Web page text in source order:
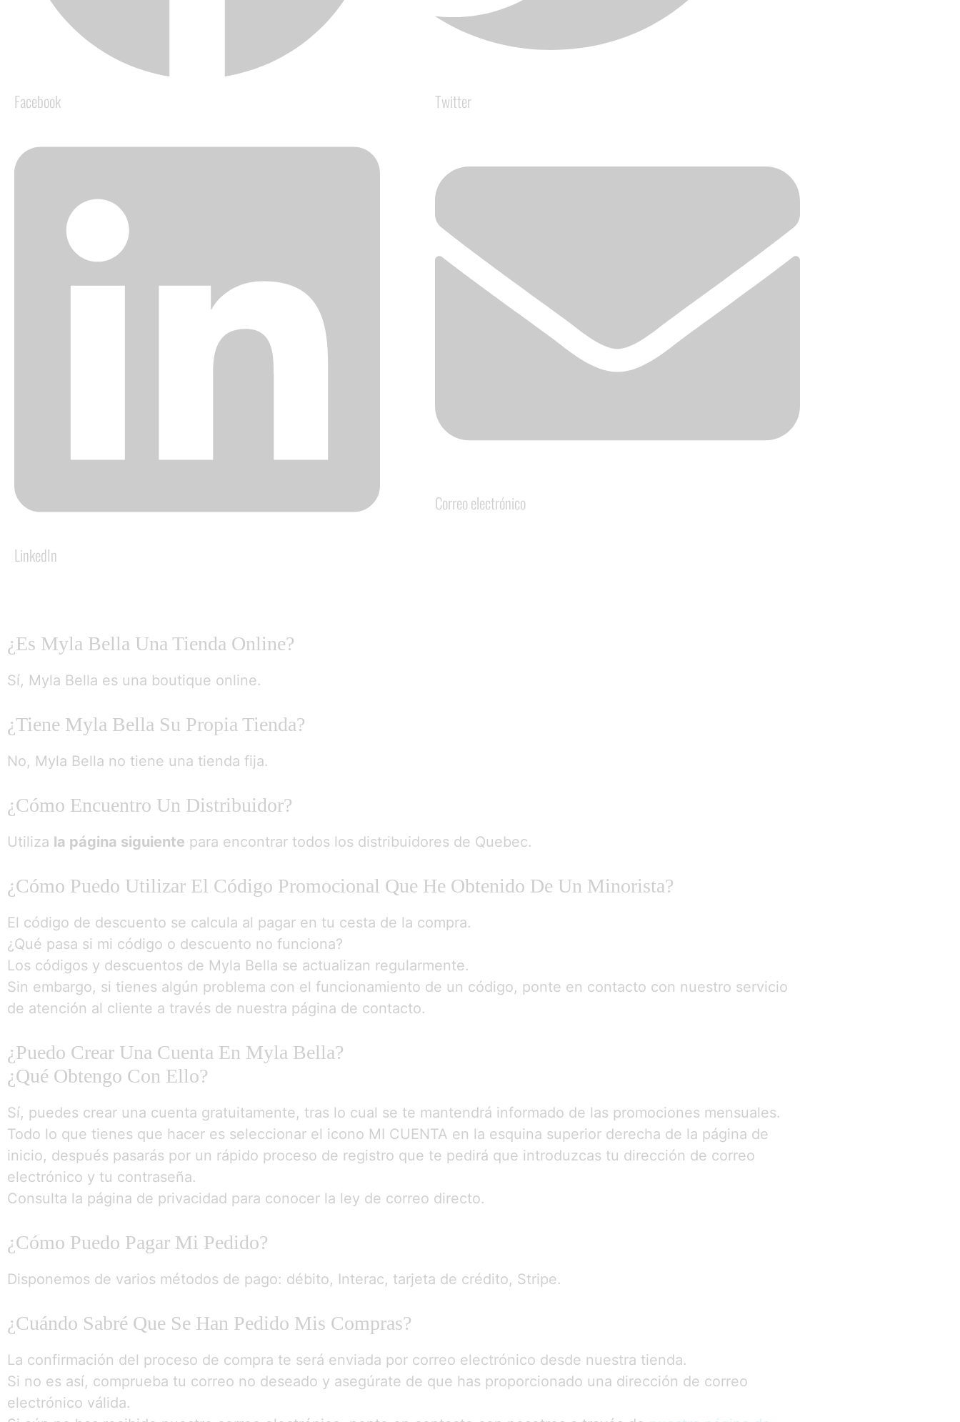
Facebook Twitter
LinkedIn
Correo electrónico
¿Es Myla Bella Una Tienda Online?
Sí, Myla Bella es una boutique online.
¿Tiene Myla Bella Su Propia Tienda?
No, Myla Bella no tiene una tienda fija.
¿Cómo Encuentro Un Distribuidor?
Utiliza la página siguiente para encontrar todos los distribuidores de Quebec.
¿Cómo Puedo Utilizar El Código Promocional Que He Obtenido De Un Minorista?
El código de descuento se calcula al pagar en tu cesta de la compra.
¿Qué pasa si mi código o descuento no funciona?
Los códigos y descuentos de Myla Bella se actualizan regularmente.
Sin embargo, si tienes algún problema con el funcionamiento de un código, ponte en contacto con nuestro servicio
de atención al cliente a través de nuestra página de contacto.
¿Puedo Crear Una Cuenta En Myla Bella?
¿Qué Obtengo Con Ello?
Sí, puedes crear una cuenta gratuitamente, tras lo cual se te mantendrá informado de las promociones mensuales.
Todo lo que tienes que hacer es seleccionar el icono MI CUENTA en la esquina superior derecha de la página de
inicio, después pasarás por un rápido proceso de registro que te pedirá que introduzcas tu dirección de correo
electrónico y tu contraseña.
Consulta la página de privacidad para conocer la ley de correo directo.
¿Cómo Puedo Pagar Mi Pedido?
Disponemos de varios métodos de pago: débito, Interac, tarjeta de crédito, Stripe.
¿Cuándo Sabré Que Se Han Pedido Mis Compras?
La confirmación del proceso de compra te será enviada por correo electrónico desde nuestra tienda.
Si no es así, comprueba tu correo no deseado y asegúrate de que has proporcionado una dirección de correo
electrónico válida.